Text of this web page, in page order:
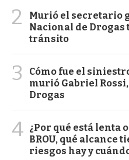
2
Murió el secretario
Nacional de
tránsito
3
Cómo fue el
murió Gabriel
Drogas
4 ¿Por qué está lenta
BROU, qué alcance
riesgos hay y